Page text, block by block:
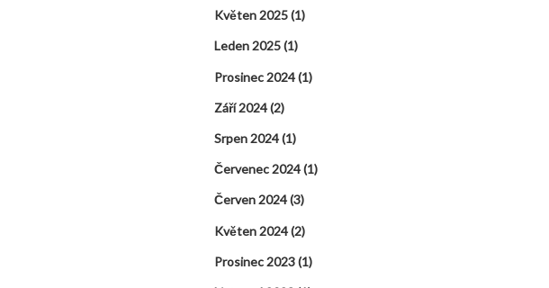
Květen 2025(1)
Leden 2025(1)
Prosinec 2024(1)
Září 2024(2)
Srpen 2024(1)
Červenec 2024(1)
Červen 2024(3)
Květen 2024(2)
Prosinec 2023(1)